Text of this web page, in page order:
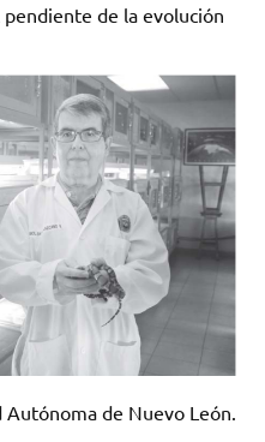
de la evolución
de Nuevo León.